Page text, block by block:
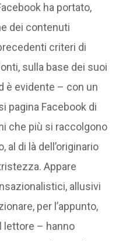
ha portato,
dei contenuti
criteri di
sulla base dei suoi
è evidente – con un
pagina Facebook di
che più si raccolgono
al di là dell’originario
Appare
allusivi
per l’appunto,
lettore – hanno